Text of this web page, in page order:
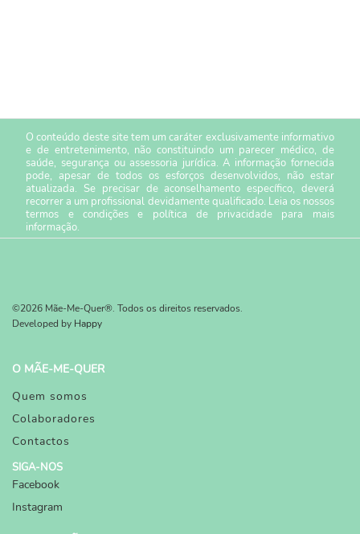
O conteúdo deste site tem um caráter exclusivamente informativo
e de entretenimento, não constituindo um parecer médico, de
saúde, segurança ou assessoria jurídica. A informação fornecida
pode, apesar de todos os esforços desenvolvidos, não estar
atualizada. Se precisar de aconselhamento específico, deverá
recorrer a um profissional devidamente qualificado. Leia os nossos
termos e condiçõese política de privacidade para mais
informação.
©2026 Mãe-Me-Quer®. Todos os direitos reservados.
Developed by Happy
O MÃE-ME-QUER
Quem somos
Colaboradores
Contactos
SIGA-NOS
Facebook
Instagram